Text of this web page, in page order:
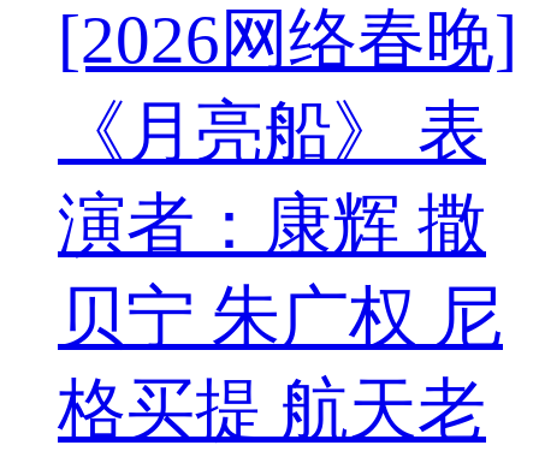
[2026网络春晚]
《月亮船》 表
演者：康辉 撒
贝宁 朱广权 尼
格买提 航天老